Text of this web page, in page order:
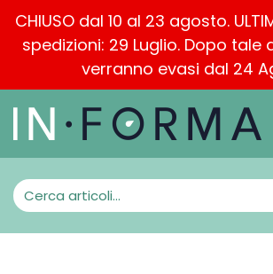
CHIUSO dal 10 al 23 agosto.
spedizioni: 29 Luglio. Dopo tale
verranno evasi dal 24